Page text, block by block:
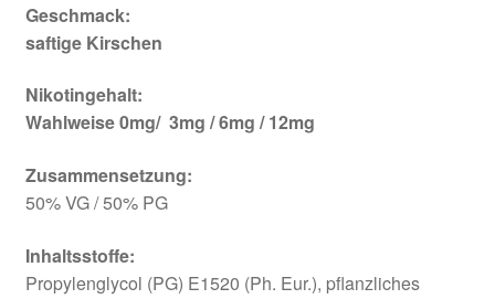
Geschmack:
saftige Kirschen
Nikotingehalt:
Wahlweise 0mg/ 3mg / 6mg / 12mg
Zusammensetzung:
50% VG / 50% PG
Inhaltsstoffe:
Propylenglycol (PG) E1520 (Ph. Eur.), pflanzliches